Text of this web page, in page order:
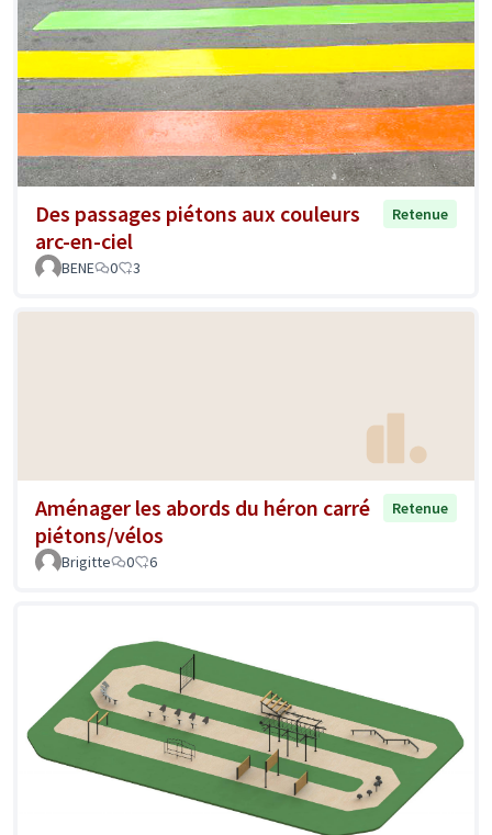
Des passages piétons aux couleurs
arc-en-ciel
Retenue
BENE 0 3
Aménager les abords du héron carré
piétons/vélos
Retenue
Brigitte 0 6